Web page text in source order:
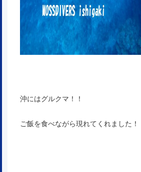
沖にはグルクマ！！
ご飯を食べながら現れてくれました！